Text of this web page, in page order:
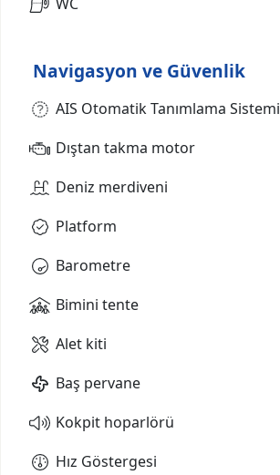
Navigasyon ve Güvenlik
AIS Otomatik Tanımlama Sistemi
Dıştan takma motor
Deniz merdiveni
Platform
Barometre
Bimini tente
Alet kiti
Baş pervane
Kokpit hoparlörü
Hız Göstergesi